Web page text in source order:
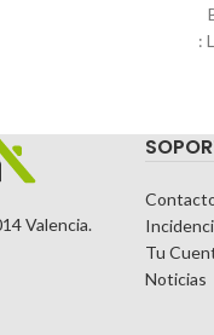
:
Valencia.
Tu
Noticias